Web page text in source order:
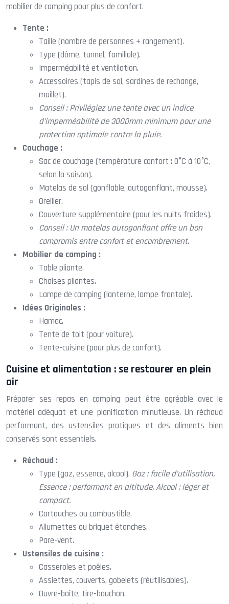
mobilier de camping pour plus de confort.
Tente :
Taille (nombre de personnes + rangement).
Type (dôme, tunnel, familiale).
Imperméabilité et ventilation.
Accessoires (tapis de sol, sardines de rechange,
maillet).
Conseil : Privilégiez une tente avec un indice
d’imperméabilité de 3000mm minimum pour une
protection optimale contre la pluie.
Couchage :
Sac de couchage (température confort : 0°C à 10°C,
selon la saison).
Matelas de sol (gonflable, autogonflant, mousse).
Oreiller.
Couverture supplémentaire (pour les nuits froides).
Conseil : Un matelas autogonflant offre un bon
compromis entre confort et encombrement.
Mobilier de camping :
Table pliante.
Chaises pliantes.
Lampe de camping (lanterne, lampe frontale).
Idées Originales :
Hamac.
Tente de toit (pour voiture).
Tente-cuisine (pour plus de confort).
Cuisine et alimentation : se restaurer en plein
air
Préparer ses repas en camping peut être agréable avec le
matériel adéquat et une planification minutieuse. Un réchaud
performant, des ustensiles pratiques et des aliments bien
conservés sont essentiels.
Réchaud :
Type (gaz, essence, alcool). Gaz : facile d’utilisation,
Essence : performant en altitude, Alcool : léger et
compact.
Cartouches ou combustible.
Allumettes ou briquet étanches.
Pare-vent.
Ustensiles de cuisine :
Casseroles et poêles.
Assiettes, couverts, gobelets (réutilisables).
Ouvre-boîte, tire-bouchon.